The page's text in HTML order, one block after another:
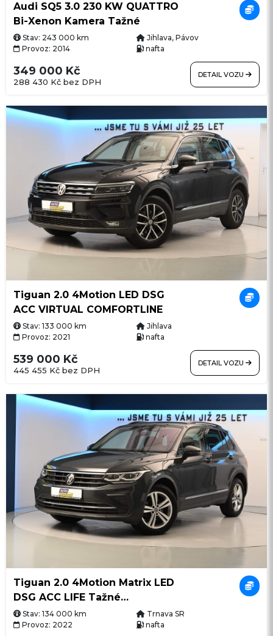
Audi SQ5 3.0 230 KW QUATTRO
Bi-Xenon Kamera Tažné
Stav: 243 000 km
Jihlava, Pávov
Provoz: 2014
nafta
288 430 Kč bez DPH
349 000 Kč DETAIL VOZU
Tiguan 2.0 4Motion LED DSG
ACC VIRTUAL COMFORTLINE
Stav: 133 000 km
Jihlava
Provoz: 2021
nafta
445 455 Kč bez DPH
539 000 Kč DETAIL VOZU
Tiguan 2.0 4Motion Matrix LED
DSG ACC LIFE Tažné
Nez.Topení
Stav: 134 000 km
Trnava SR
Provoz: 2022
nafta